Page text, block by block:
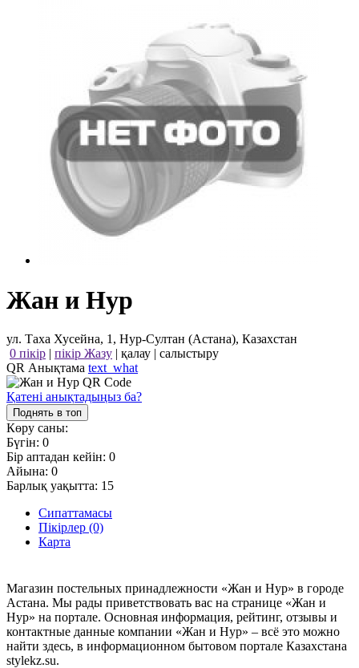
Жан и Нур
ул. Таха Хусейна, 1, Нур-Султан (Астана), Казахстан
0 пікір | пікір Жазу | қалау | салыстыру
QR Анықтама text_what
Қатені анықтадыңыз ба?
Поднять в топ
Көру саны:
Бүгін: 0
Бір аптадан кейін: 0
Айына: 0
Барлық уақытта: 15
Сипаттамасы
Пікірлер (0)
Карта
Магазин постельных принадлежности «Жан и Нур» в городе
Астана. Мы рады приветствовать вас на странице «Жан и
Нур» на портале. Основная информация, рейтинг, отзывы и
контактные данные компании «Жан и Нур» – всё это можно
найти здесь, в информационном бытовом портале Казахстана
stylekz.su.